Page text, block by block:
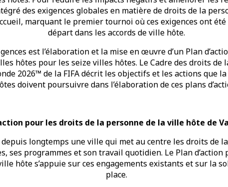
des exigences globales en matière de droits de la
marquant le premier tournoi où ces exigences ont
départ dans les accords de ville hôte.
est l’élaboration et la mise en œuvre d’un Plan
hôtes pour les seize villes hôtes. Le Cadre des droits de
2026™ de la FIFA décrit les objectifs et les actions que
doivent poursuivre dans l’élaboration de ces plans
pour les droits de la personne de la ville hôte de
longtemps une ville qui met au centre les droits de
ses programmes et son travail quotidien. Le Plan d’action
hôte s’appuie sur ces engagements existants et sur la
place.